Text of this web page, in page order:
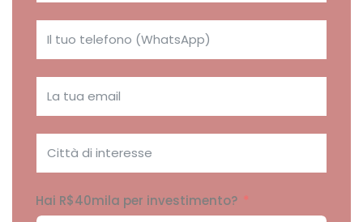
Hai R$40mila per investimento?